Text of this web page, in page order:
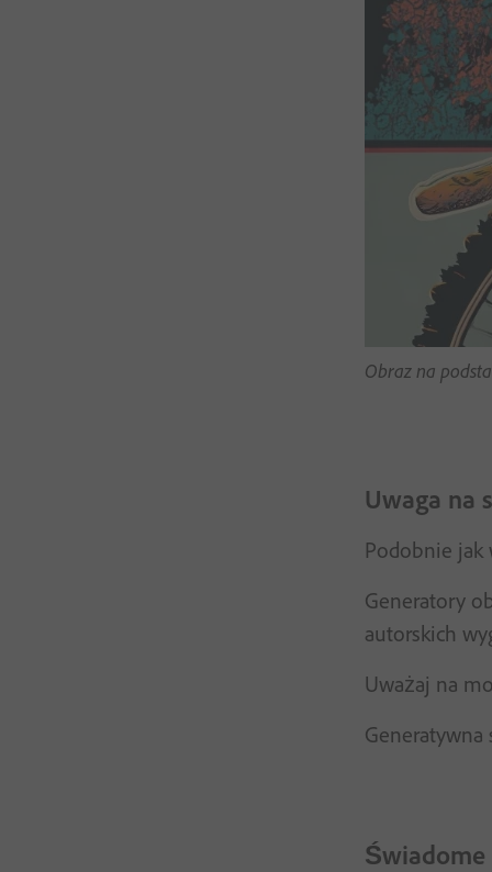
Obraz na
Uwaga na
Podobnie jak
Generatory
autorskich
Uważaj na